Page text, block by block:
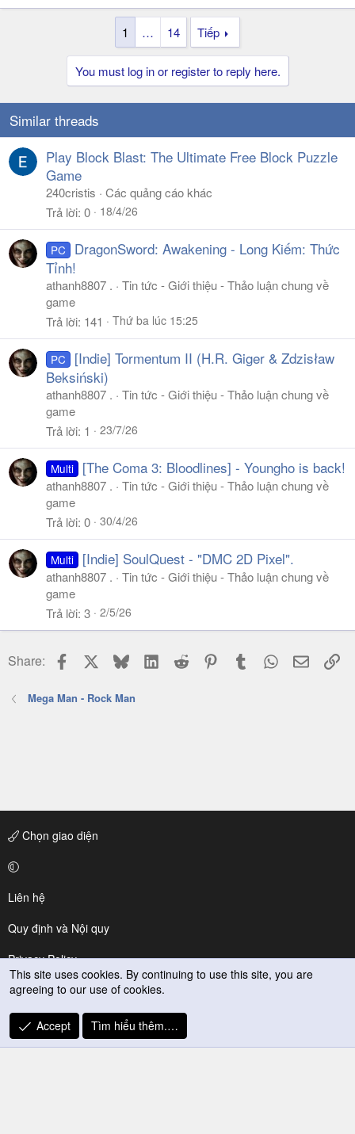
1 … 14 Tiếp
You must log in or register to reply here.
Similar threads
Play Block Blast: The Ultimate Free Block Puzzle
Game
240cristis
Các quảng cáo khác
Trả lời 0 18/4/26
PC
DragonSword: Awakening - Long Kiếm: Thức
Tỉnh!
athanh8807 .
Tin tức - Giới thiệu - Thảo luận chung về
game
Trả lời 141 Thứ ba lúc 15:25
PC
[Indie] Tormentum II (H.R. Giger & Zdzisław
Beksiński)
athanh8807 .
Tin tức - Giới thiệu - Thảo luận chung về
game
Trả lời 1 23/7/26
Multi [The Coma 3: Bloodlines] - Youngho is back!
athanh8807 .
Tin tức - Giới thiệu - Thảo luận chung về
game
Trả lời 0 30/4/26
Multi [Indie] SoulQuest - "DMC 2D Pixel".
athanh8807 .
Tin tức - Giới thiệu - Thảo luận chung về
game
Trả lời 3 2/5/26
Share: Facebook BlueskyLinkedIn
Reddit PinterestTumblr WhatsApp
Email
Mega Man - Rock Man
Chọn giao diện
Liên hệ
Quy định và Nội quy
Privacy Policy
Trợ giúp
R
S
This site uses cookies. By continuing to use this site, you are
agreeing to our use of cookies.
Accept Tìm hiểu thêm.…